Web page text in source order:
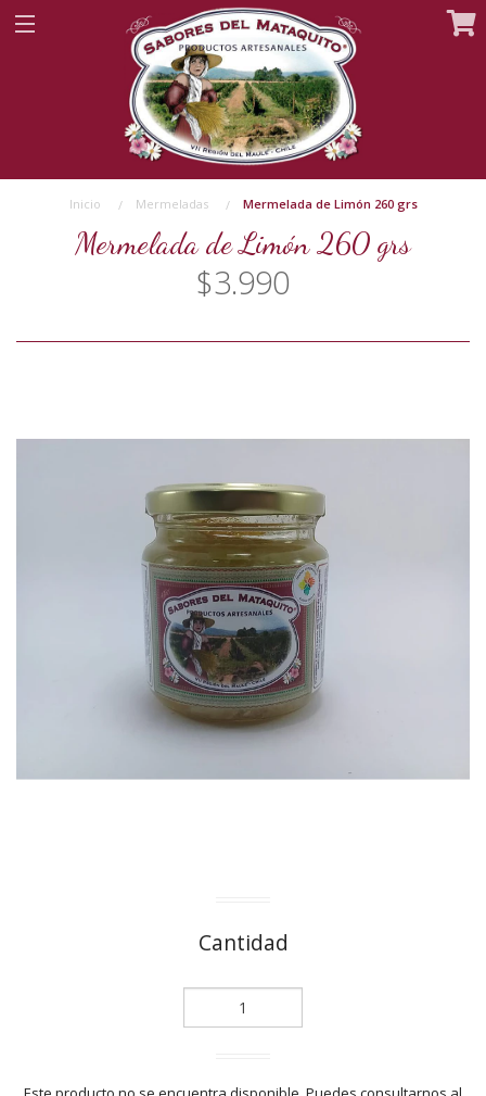
Inicio Mermeladas Mermelada de Limón 260 grs
Mermelada de Limón 260 grs
$3.990
Cantidad